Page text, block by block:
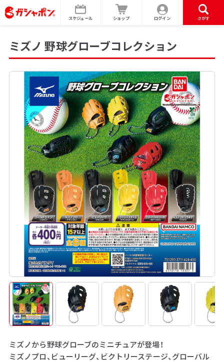
スケジュール ショップ ログイン さがす
ミズノ 野球グローブコレクション
ミズノから野球グローブのミニチュアが登場！
ミズノプロ、ビューリーグ、ビクトリーステージ、グローバル